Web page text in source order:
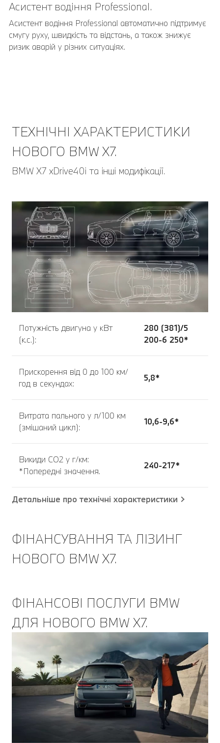
Асистент водіння Professional.
Асистент водіння Professional автоматично підтримує
смугу руху, швидкість та відстань, а також знижує
ризик аварій у різних ситуаціях.
ТЕХНІЧНІ ХАРАКТЕРИСТИКИ
НОВОГО BMW X7.
BMW X7 xDrive40i та інші модифікації.
Потужність двигуна у кВт
(к.с.):
280 (381)/5
200-6 250*
Прискорення від 0 до 100 км/
год в секундах:
5,8*
Витрата пального у л/100 км
(змішаний цикл):
10,6-9,6*
Викиди CO2 у г/км:
*Попередні значення.
240-217*
Детальніше про технічні характеристики
ФІНАНСУВАННЯ ТА ЛІЗИНГ
НОВОГО BMW X7.
ФІНАНСОВІ ПОСЛУГИ BMW
ДЛЯ НОВОГО BMW Х7.